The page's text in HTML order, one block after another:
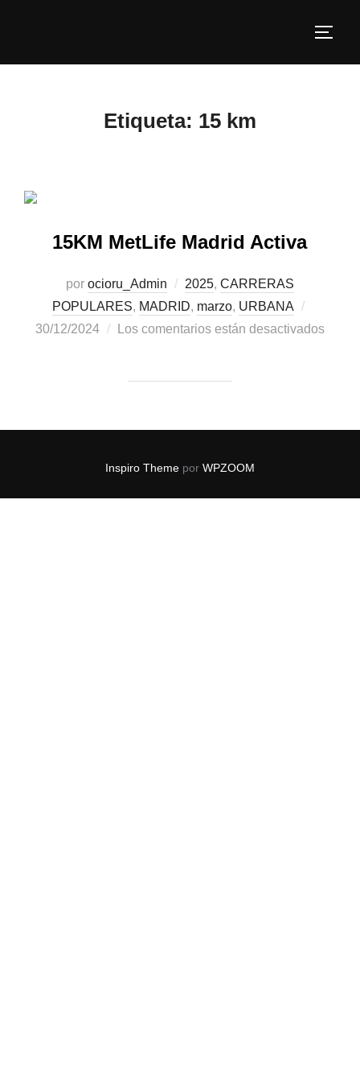
Etiqueta: 15 km
15KM MetLife Madrid Activa
por ocioru_Admin 2025, CARRERAS
POPULARES, MADRID, marzo, URBANA
30/12/2024
Los comentarios están desactivados
Inspiro Theme por WPZOOM